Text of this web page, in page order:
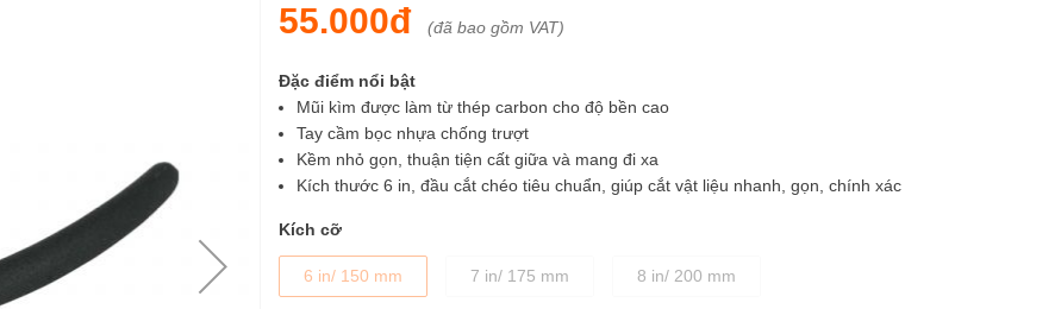
55.000đ (đã bao gồm VAT)
Đặc điểm nổi bật
Mũi kìm được làm từ thép carbon cho độ bền cao
Tay cầm bọc nhựa chống trượt
Kềm nhỏ gọn, thuận tiện cất giữa và mang đi xa
Kích thước 6 in, đầu cắt chéo tiêu chuẩn, giúp cắt vật liệu nhanh, gọn, chính xác
Kích cỡ
6 in/ 150 mm 7 in/ 175 mm 8 in/ 200 mm